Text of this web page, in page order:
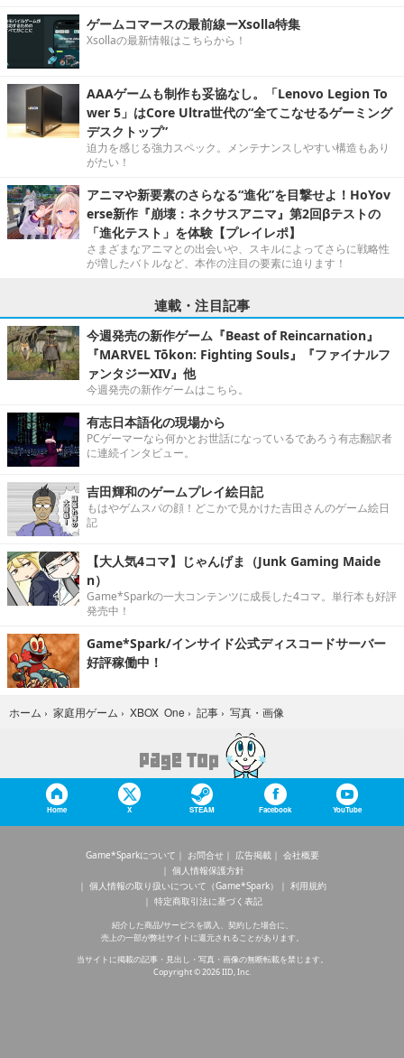
ゲームコマースの最前線ーXsolla特集
Xsollaの最新情報はこちらから！
AAAゲームも制作も妥協なし。「Lenovo Legion To
wer 5」はCore Ultra世代の“全てこなせるゲーミング
デスクトップ”
迫力を感じる強力スペック。メンテナンスしやすい構造もあり
がたい！
アニマや新要素のさらなる“進化”を目撃せよ！HoYov
erse新作『崩壊：ネクサスアニマ』第2回βテストの
「進化テスト」を体験【プレイレポ】
さまざまなアニマとの出会いや、スキルによってさらに戦略性
が増したバトルなど、本作の注目の要素に迫ります！
連載・注目記事
今週発売の新作ゲーム『Beast of Reincarnation』
『MARVEL Tōkon: Fighting Souls』『ファイナルフ
ァンタジーXIV』他
今週発売の新作ゲームはこちら。
有志日本語化の現場から
PCゲーマーなら何かとお世話になっているであろう有志翻訳者
に連続インタビュー。
吉田輝和のゲームプレイ絵日記
もはやゲムスパの顔！どこかで見かけた吉田さんのゲーム絵日
記
【大人気4コマ】じゃんげま（Junk Gaming Maide
n）
Game*Sparkの一大コンテンツに成長した4コマ。単行本も好評
発売中！
Game*Spark/インサイド公式ディスコードサーバー
好評稼働中！
ホーム › 家庭用ゲーム › XBOX One › 記事 › 写真・画像
Home X STEAM Facebook YouTube
Game*Sparkについて お問合せ 広告掲載
会社概要
個人情報保護方針
個人情報の取り扱いについて（Game*Spark）
利用規約
特定商取引法に基づく表記
紹介した商品/サービスを購入、契約した場合に、
売上の一部が弊社サイトに還元されることがあります。
当サイトに掲載の記事・見出し・写真・画像の無断転載を禁じます。
Copyright © 2026 IID, Inc.